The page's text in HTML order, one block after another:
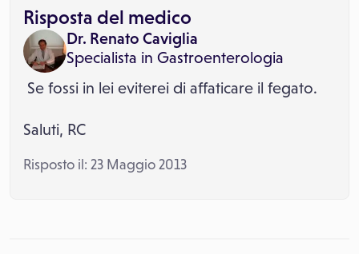
Risposta del medico
Dr. Renato Caviglia
Specialista in Gastroenterologia
Se fossi in lei eviterei di affaticare il fegato.
Saluti, RC
Risposto il: 23 Maggio 2013